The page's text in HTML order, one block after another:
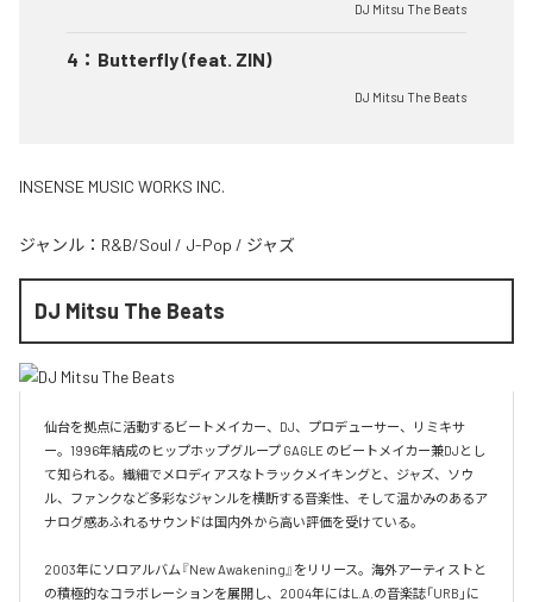
DJ Mitsu The Beats
4 ： Butterfly (feat. ZIN)
DJ Mitsu The Beats
INSENSE MUSIC WORKS INC.
ジャンル： R&B/Soul / J-Pop / ジャズ
DJ Mitsu The Beats
仙台を拠点に活動するビートメイカー、DJ、プロデューサー、リミキサ
ー。1996年結成のヒップホップグループ GAGLE のビートメイカー兼DJとし
て知られる。繊細でメロディアスなトラックメイキングと、ジャズ、ソウ
ル、ファンクなど多彩なジャンルを横断する音楽性、そして温かみのあるア
ナログ感あふれるサウンドは国内外から高い評価を受けている。
2003年にソロアルバム『New Awakening』をリリース。海外アーティストと
の積極的なコラボレーションを展開し、2004年にはL.A.の音楽誌「URB」に